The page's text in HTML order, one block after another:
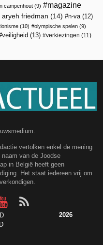
campenhout (9)
magazine
aryeh friedman (14) n-va (12)
(10) olympische spelen (9)
veiligheid (13) verkiezingen (11)
vertolken enkel de mening
van de Joodse
in België heeft geen
Het staat iedereen vrij om
2026